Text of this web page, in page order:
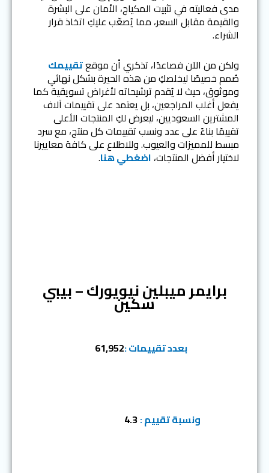
مدى فعاليته في تثبيت المكياج، الأمان على البشرة
والقيمة مقابل السعر، مما يُصعّب عليكِ اتخاذ قرار
الشراء.
ولكن من الآن فصاعدًا، تذكري أن موقعتقييمك
صُمم خصيصًا ليخلصكِ من هذه الحيرة بشكل نهائي
وموثوق، حيث لا يُقدم ترشيحاته لأغراض تسويقية كما
يفعل أغلب المراجعين، بل يعتمد على تقييمات آلاف
المشترين السعوديين، ليعرض لكِ المنتجات الأعلى
تقييمًا بناءً على عدد ونسب تقييمات كل منتج، مع سرد
مبسط للمميزات والعيوب. وللاطلاع على كافة معاييرنا
لاختيار أفضل المنتجات، اضغطي هنا.
برايمر ميبلين نيويورك – بيبي
سكين
بعدد تقييمات :61,952
ونسبة تقييم :4.3